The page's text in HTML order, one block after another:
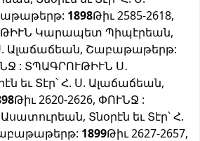
1898Թիւ 2585-2618,
Կարապետ Պիպէրեան,
Ս. Ալաճաճեան, Շաբաթաթերթ:
: ՏՊԱԳՐՈՒԹԻՒՆ Ս․
եւ Տէր՝ Հ. Ս. Ալաճաճեան,
Թիւ 2620-2626, ՓՈՒՆՋ :
Տնօրէն եւ Տէր՝ Հ.
1899Թիւ 2627-2657,